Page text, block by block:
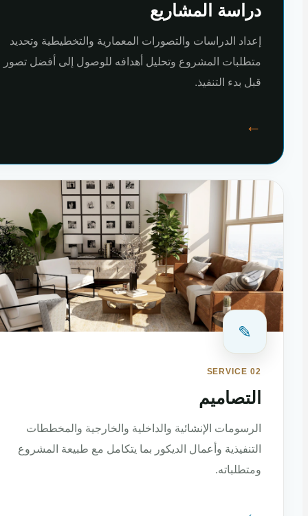
دراسة المشاريع
إعداد الدراسات والتصورات المعمارية والتخطيطية وتحديد
متطلبات المشروع وتحليل أهدافه للوصول إلى أفضل تصور
قبل بدء التنفيذ.
✎
SERVICE 02
التصاميم
الرسومات الإنشائية والداخلية والخارجية والمخططات
التنفيذية وأعمال الديكور بما يتكامل مع طبيعة المشروع
ومتطلباته.